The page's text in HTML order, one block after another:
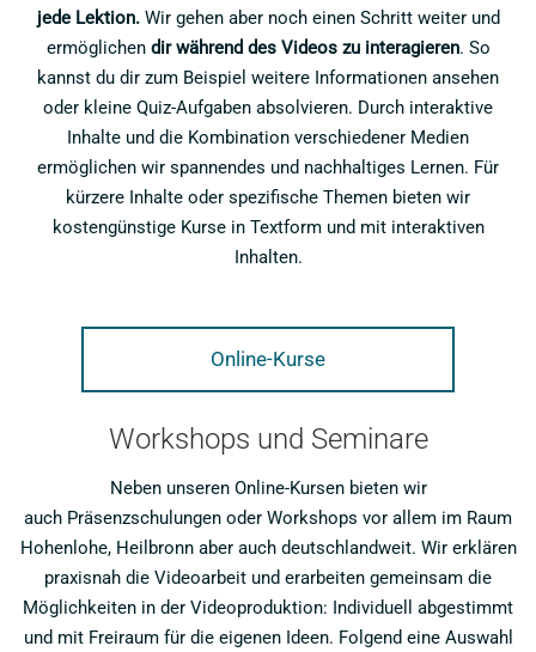
jede Lektion.Wir gehen aber noch einen Schritt weiter und
ermöglichen dir während des Videos zu interagieren. So
kannst du dir zum Beispiel weitere Informationen ansehen
oder kleine Quiz-Aufgaben absolvieren. Durch interaktive
Inhalte und die Kombination verschiedener Medien
ermöglichen wir spannendes und nachhaltiges Lernen. Für
kürzere Inhalte oder spezifische Themen bieten wir
kostengünstige Kurse in Textform und mit interaktiven
Inhalten.
Online-Kurse
Workshops und Seminare
Neben unseren Online-Kursen bieten wir
auch Präsenzschulungen oder Workshops vor allem im Raum
Hohenlohe, Heilbronn aber auch deutschlandweit. Wir erklären
praxisnah die Videoarbeit und erarbeiten gemeinsam die
Möglichkeiten in der Videoproduktion: Individuell abgestimmt
und mit Freiraum für die eigenen Ideen. Folgend eine Auswahl